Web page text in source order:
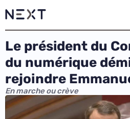
Le président du
du numérique
rejoindre
En marche ou crève